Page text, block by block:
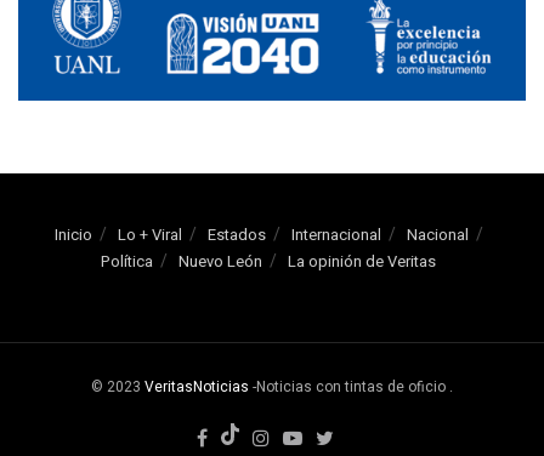
Inicio Lo + Viral Estados Internacional
Nacional
Política
Nuevo León La opinión de Veritas
© 2023 VeritasNoticias -Noticias con tintas de oficio .